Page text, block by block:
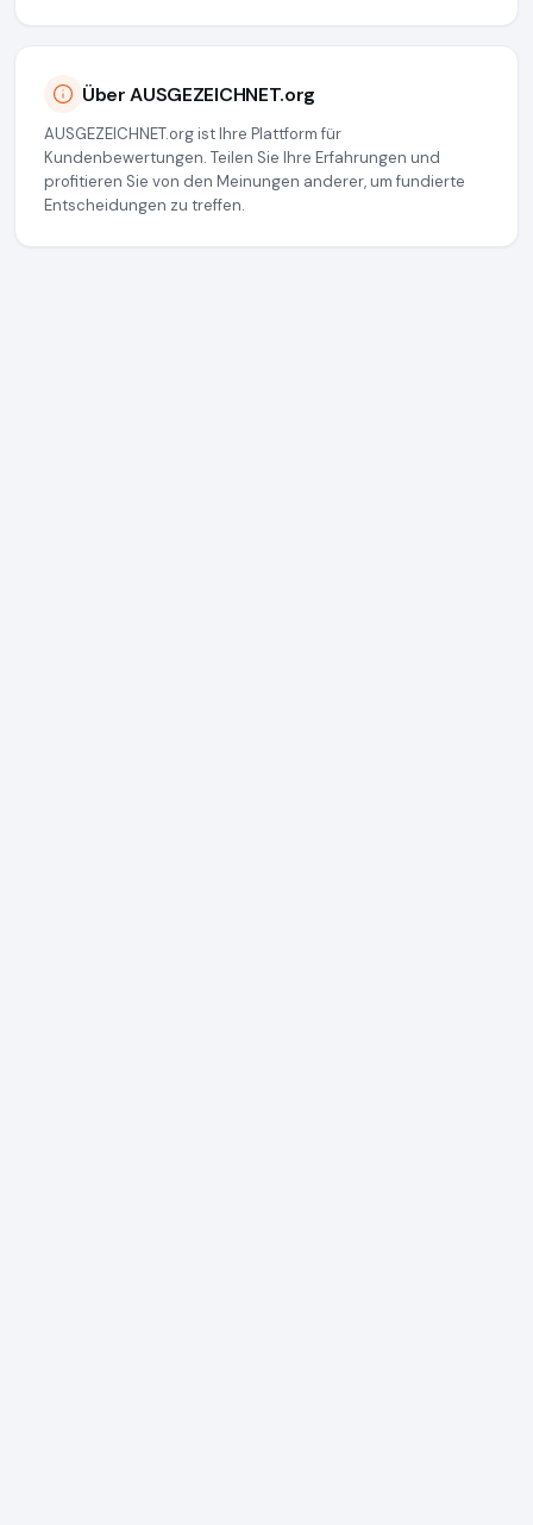
Über AUSGEZEICHNET.org
AUSGEZEICHNET.org ist Ihre Plattform für
Kundenbewertungen. Teilen Sie Ihre Erfahrungen und
profitieren Sie von den Meinungen anderer, um fundierte
Entscheidungen zu treffen.